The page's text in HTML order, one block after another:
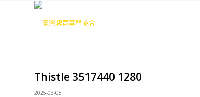
Thistle 3517440 1280
2025-03-05